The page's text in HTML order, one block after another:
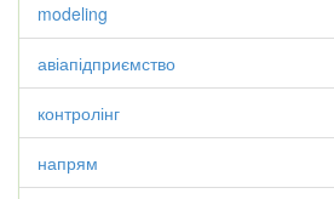
modeling
авіапідприємство
контролінг
напрям